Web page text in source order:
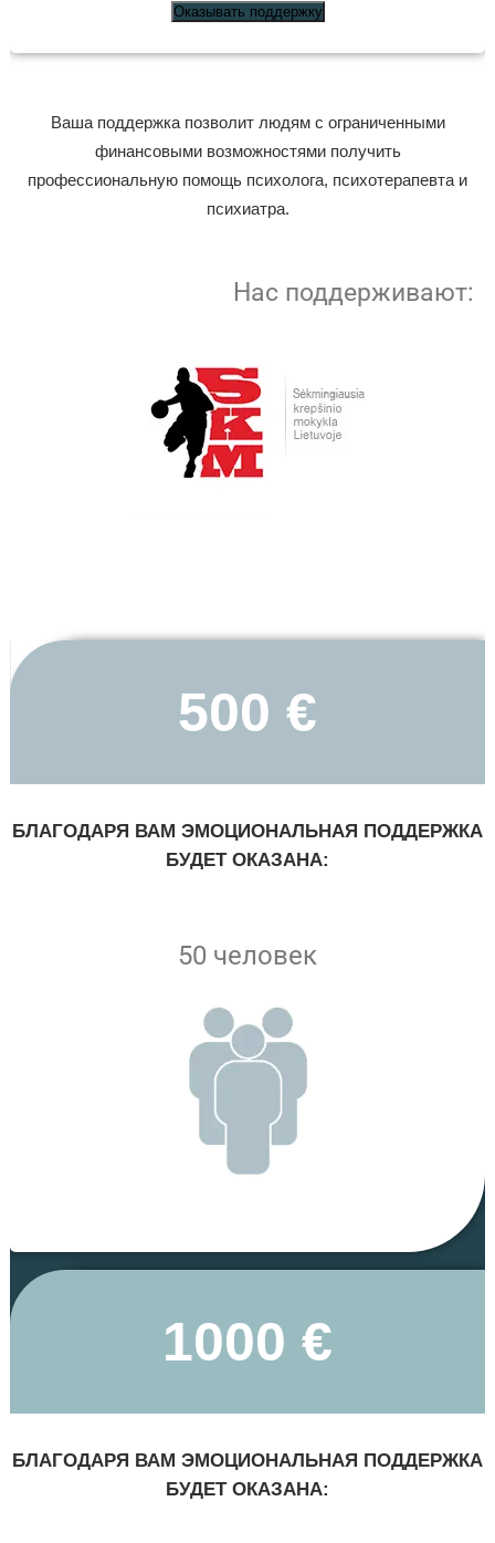
Оказывать поддержку
Ваша поддержка позволит людям с ограниченными
финансовыми возможностями получить
профессиональную помощь психолога, психотерапевта и
психиатра.
Нас поддерживают:
500 €
БЛАГОДАРЯ ВАМ ЭМОЦИОНАЛЬНАЯ ПОДДЕРЖКА
БУДЕТ ОКАЗАНА:
50 человек
1000 €
БЛАГОДАРЯ ВАМ ЭМОЦИОНАЛЬНАЯ ПОДДЕРЖКА
БУДЕТ ОКАЗАНА: